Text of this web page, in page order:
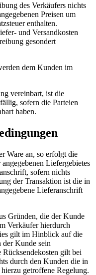
des Verkäufers nichts
Preisen um
enthalten.
und Versandkosten
gesondert
dem Kunden im
vereinbart, ist die
sofern die Parteien
haben.
Ware an, so erfolgt die
Liefergebietes
sofern nichts
der Transaktion ist die in
Lieferanschrift
Gründen, die der Kunde
Verkäufer hierdurch
gilt im Hinblick auf die
Kunde sein
gilt bei
durch den Kunden die in
getroffene Regelung.